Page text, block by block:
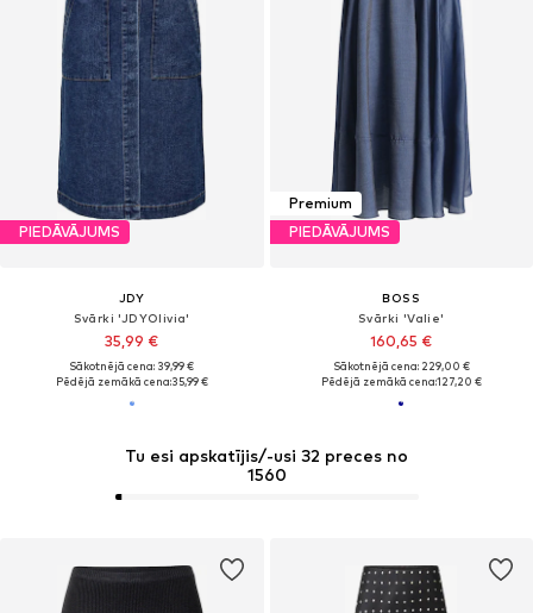
PIEDĀVĀJUMS
JDY
Svārki 'JDYOlivia'
35,99 €
Sākotnējā cena: 39,99 €
Pēdējā zemākā cena:35,99 €
Premium
PIEDĀVĀJUMS
BOSS
Svārki 'Valie'
160,65 €
Sākotnējā cena: 229,00 €
Pēdējā zemākā cena:127,20 €
Tu esi apskatījis/-usi 32 preces no
1560